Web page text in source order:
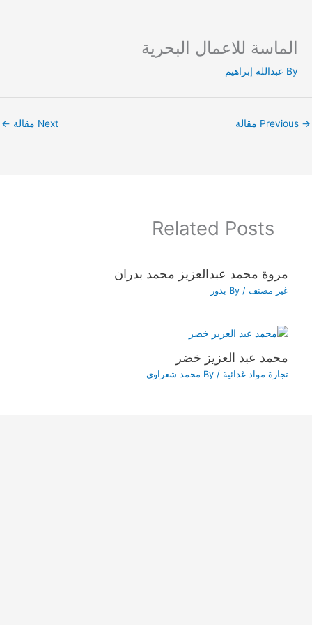
content
الماسة للاعمال البحرية
By عبدالله إبراهيم
→ Next مقالة ←
Related Posts
مروة محمد عبدالعزيز محمد بدران
غير مصنف / By بدور
محمد عبد العزيز خضر
تجارة مواد غذائية / By محمد شعراوي